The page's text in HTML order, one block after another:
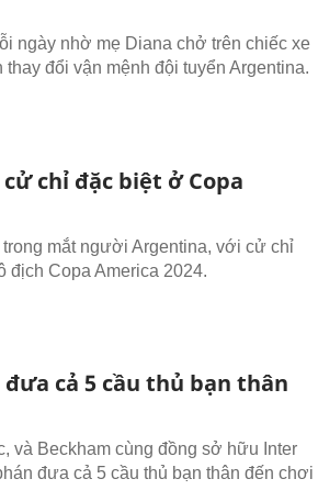
ngày nhờ mẹ Diana chở trên chiếc xe
đổi vận mệnh đội tuyển Argentina.
chỉ đặc biệt ở Copa
mắt người Argentina, với cử chỉ
địch Copa America 2024.
cả 5 cầu thủ bạn thân
và Beckham cùng đồng sở hữu Inter
đưa cả 5 cầu thủ bạn thân đến chơi